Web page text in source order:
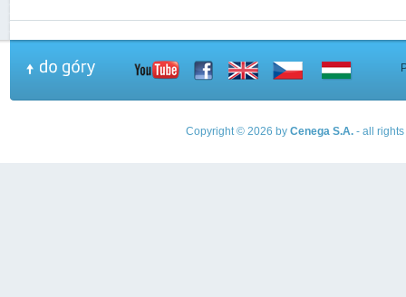
Copyright © 2026 by Cenega S.A.- all rights